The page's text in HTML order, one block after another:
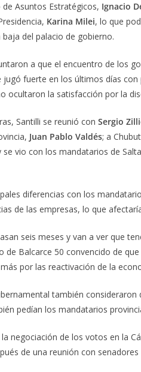
Asuntos Estratégicos, Ignacio
Karina Milei, lo que
del palacio de gobierno.
a que el encuentro de los
jugó fuerte en los últimos días
ocultaron la satisfacción por la
Santilli se reunió con Sergio
Juan Pablo Valdés; a
se vio con los mandatarios de
diferencias con los
de las empresas, lo que
seis meses y van a ver que
de Balcarce 50 convencido de
por las reactivación de la
también consideraron
pedían los mandatarios
negociación de los votos en la
de una reunión con